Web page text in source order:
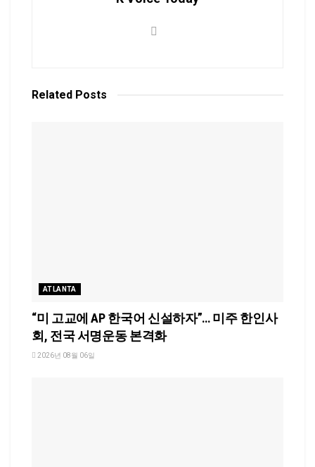
Related Posts
ATLANTA
“미 고교에 AP 한국어 신설하자”… 미주 한인사
회, 전국 서명운동 본격화
2026년 08월 06일